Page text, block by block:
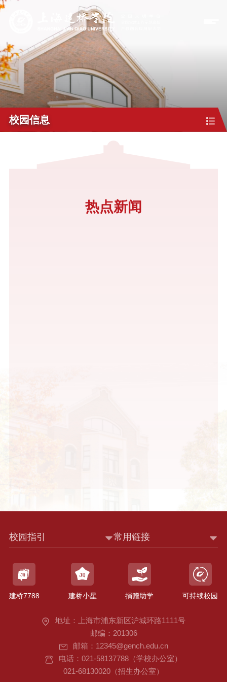
校园信息
热点新闻
地址：上海市浦东新区沪城环路1111号
邮编：201306
邮箱：12345@gench.edu.cn
电话：021-58137788（学校办公室）
021-68130020（招生办公室）
校园指引 常用链接
建桥7788 建桥小星 捐赠助学 可持续校园